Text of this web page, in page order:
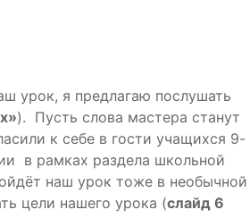
урок, я предлагаю послушать
). Пусть слова мастера станут
к себе в гости учащихся 9-
в рамках раздела школьной
наш урок тоже в необычной
цели нашего урока (слайд 6